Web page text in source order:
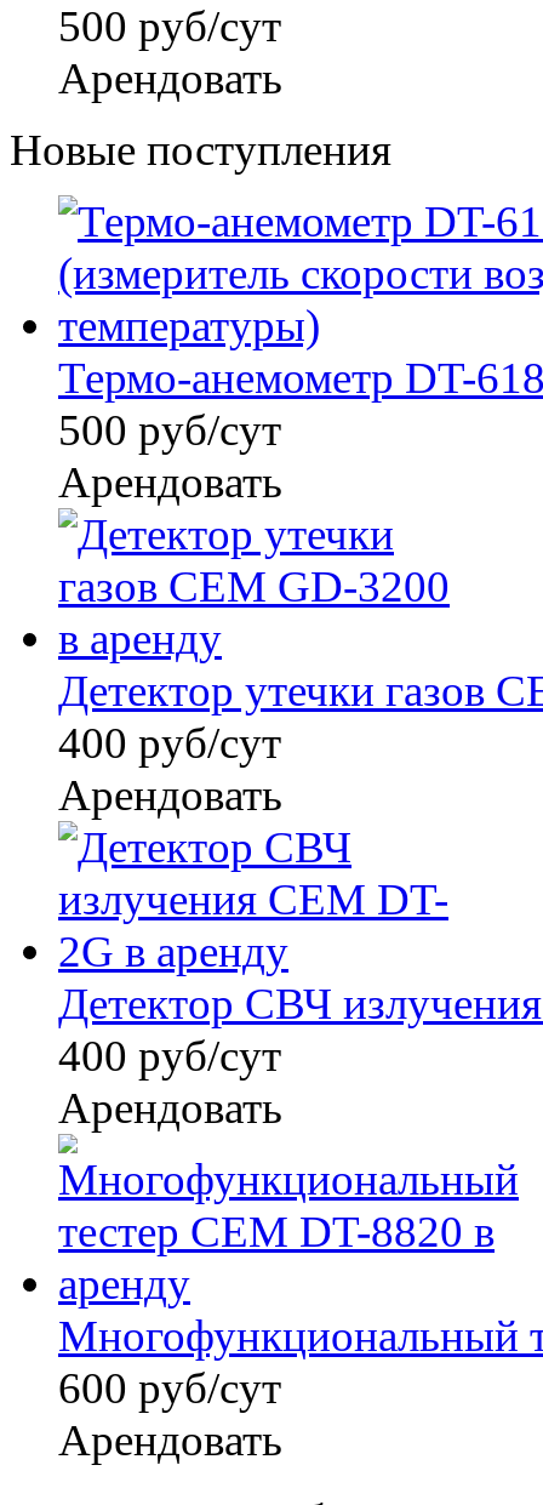
500 руб/сут
Арендовать
Новые поступления
Термо-анемометр DT-
500 руб/сут
Арендовать
Детектор утечки газов
400 руб/сут
Арендовать
Детектор СВЧ
400 руб/сут
Арендовать
Многофункциональный
600 руб/сут
Арендовать